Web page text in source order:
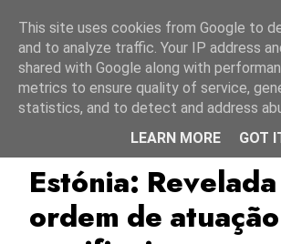
ESC2014 Estónia
Estónia:
ordem de
This site uses cookies from Google to
and to analyze traffic. Your IP address
shared with Google along with
metrics to ensure quality of service,
statistics, and to detect and address
LEARN MORE
GOT